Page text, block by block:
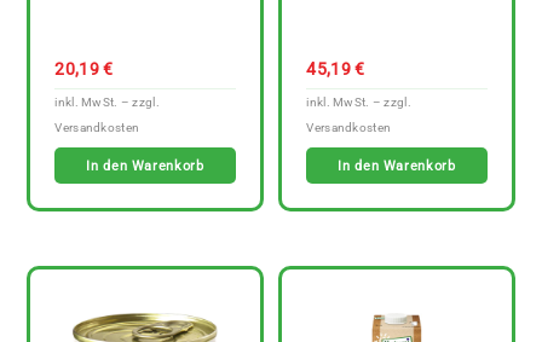
20,19€
In den Warenkorb
45,19€
In den Warenkorb